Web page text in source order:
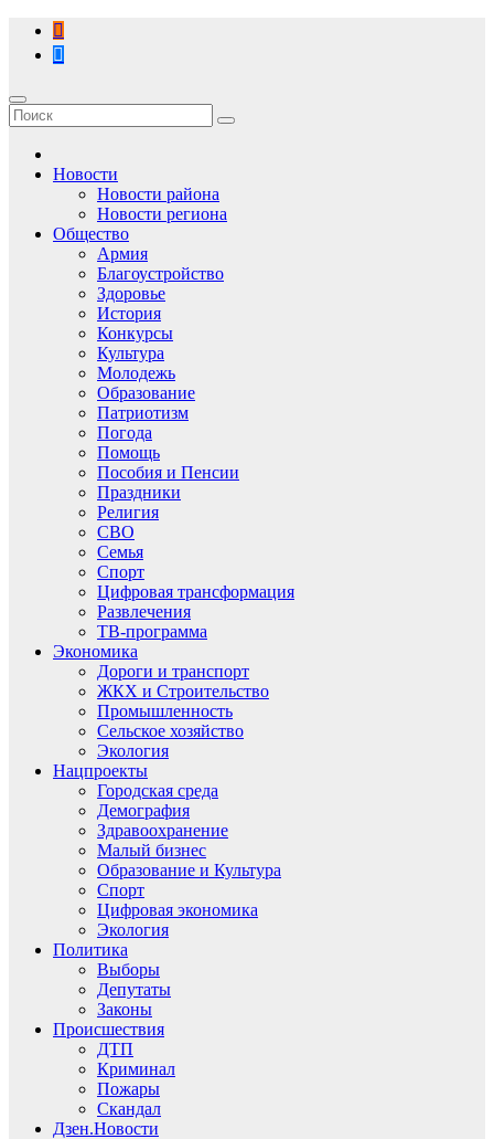
Перейти
содержимому
Новости
Новости района
Новости региона
Общество
Армия
Благоустройство
Здоровье
История
Конкурсы
Культура
Молодежь
Образование
Патриотизм
Погода
Помощь
Пособия и Пенсии
Праздники
Религия
СВО
Семья
Спорт
Цифровая трансформация
Развлечения
ТВ-программа
Экономика
Дороги и транспорт
ЖКХ и Строительство
Промышленность
Сельское хозяйство
Экология
Нацпроекты
Городская среда
Демография
Здравоохранение
Малый бизнес
Образование и Культура
Спорт
Цифровая экономика
Экология
Политика
Выборы
Депутаты
Законы
Происшествия
ДТП
Криминал
Пожары
Скандал
Дзен.Новости